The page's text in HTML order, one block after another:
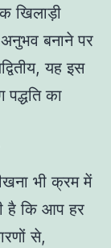
खिलाड़ी
बनाने पर
यह इस
का
भी क्रम में
है कि आप हर
से,